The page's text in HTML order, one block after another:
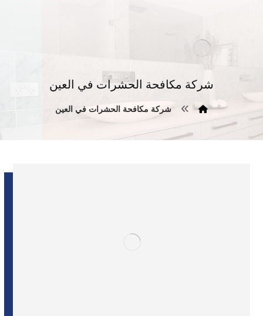
شركة مكافحة الحشرات في العين
شركة مكافحة الحشرات في العين